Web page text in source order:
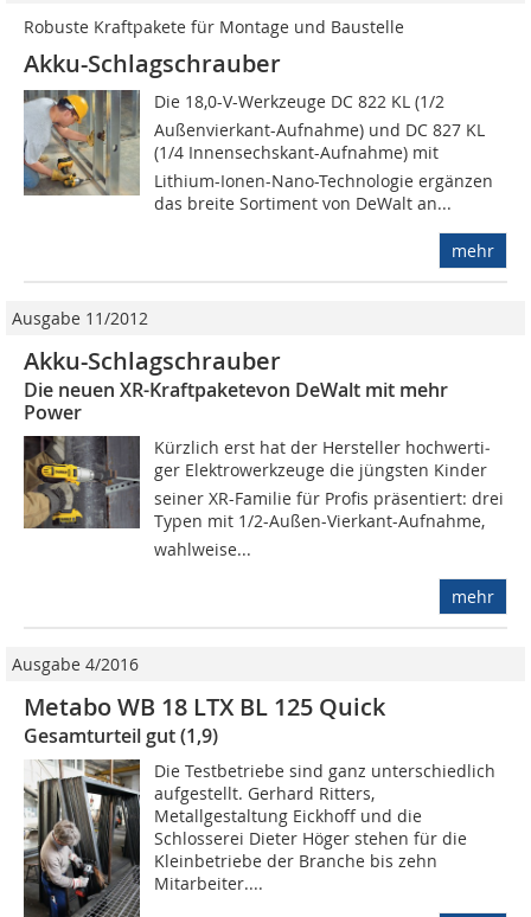
Robuste Kraftpakete für Montage und Baustelle
Akku-Schlagschrauber
Die 18,0-V-Werkzeuge DC 822 KL (1/2
Außenvierkant-Aufnahme) und DC 827 KL
(1/4 Innensechskant-Aufnahme) mit
Lithium-Ionen-Nano-Technologie ergänzen
das breite Sortiment von DeWalt an...
mehr
Ausgabe 11/2012
Akku-Schlagschrauber
Die neuen XR-Kraftpaketevon DeWalt mit mehr
Power
Kürzlich erst hat der Hersteller hochwerti­
ger Elektrowerkzeuge die jüngsten Kin­der
seiner XR-Familie für Profis präsen­tiert: drei
Typen mit 1/2-Außen-Vierkant-Auf­nahme,
wahlweise...
mehr
Ausgabe 4/2016
Metabo WB 18 LTX BL 125 Quick
Gesamturteil gut (1,9)
Die Testbetriebe sind ganz unterschiedlich
aufgestellt. Gerhard Ritters,
Metallgestaltung Eickhoff und die
Schlosserei Dieter Höger stehen für die
Kleinbetriebe der Branche bis zehn
Mitarbeiter....